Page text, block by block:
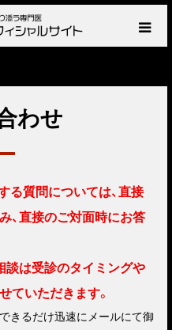
わせ
質問については、直接
、直接のご対面時にお答
談は受診のタイミングや
ていただきます。
きるだけ迅速にメールにて御